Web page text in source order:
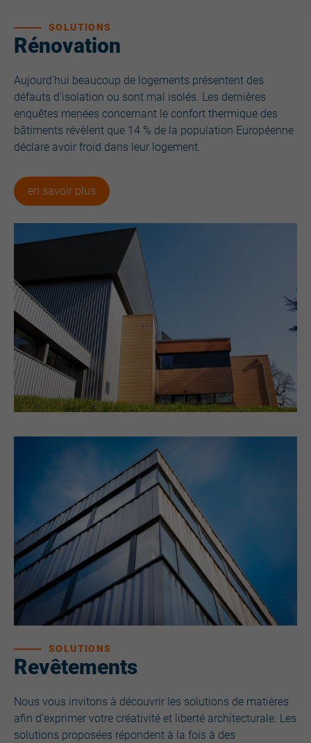
Rénovation
SOLUTIONS
Aujourd’hui beaucoup de logements présentent des
défauts d’isolation ou sont mal isolés. Les dernières
enquêtes menées concernant le confort thermique des
bâtiments révèlent que 14 % de la population Européenne
déclare avoir froid dans leur logement.
en savoir plus
Revêtements
SOLUTIONS
Nous vous invitons à découvrir les solutions de matières
afin d’exprimer votre créativité et liberté architecturale. Les
solutions proposées répondent à la fois à des